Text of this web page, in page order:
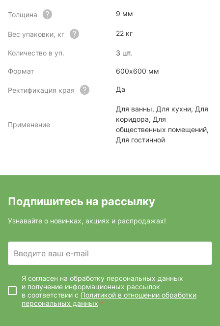
Толщина 9 мм
Вес упаковки, кг 22 кг
Количество в уп. 3 шт.
Формат 600х600 мм
Ректификация края Да
Применение
Для ванны, Для кухни, Для
коридора, Для
общественных помещений,
Для гостинной
Подпишитесь на рассылку
Узнавайте о новинках, акциях и распродажах!
Введите ваш e-mail
Я согласен на обработку персональных данных
и получение информационных рассылок
в соответствии с Политикой в отношении обработки
персональных данных *